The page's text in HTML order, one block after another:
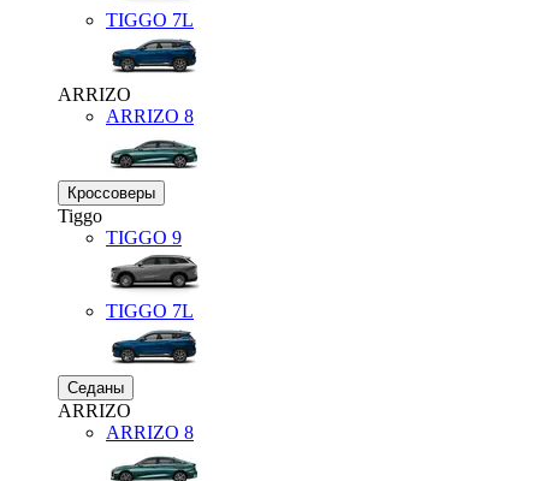
TIGGO 7L
ARRIZO
ARRIZO 8
Кроссоверы
Tiggo
TIGGO 9
TIGGO 7L
Седаны
ARRIZO
ARRIZO 8